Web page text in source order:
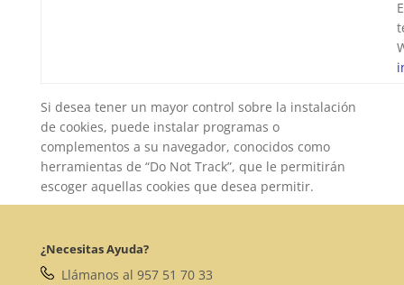
Si desea tener un mayor control sobre la instalación
de cookies, puede instalar programas o
complementos a su navegador, conocidos como
herramientas de “Do Not Track”, que le permitirán
escoger aquellas cookies que desea permitir.
¿Necesitas Ayuda?
Llámanos al 957 51 70 33